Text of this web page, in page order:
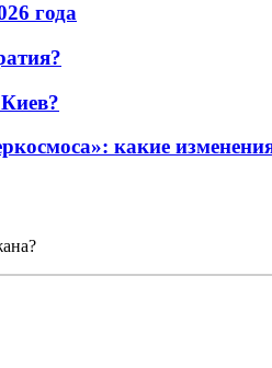
года
какие изменения